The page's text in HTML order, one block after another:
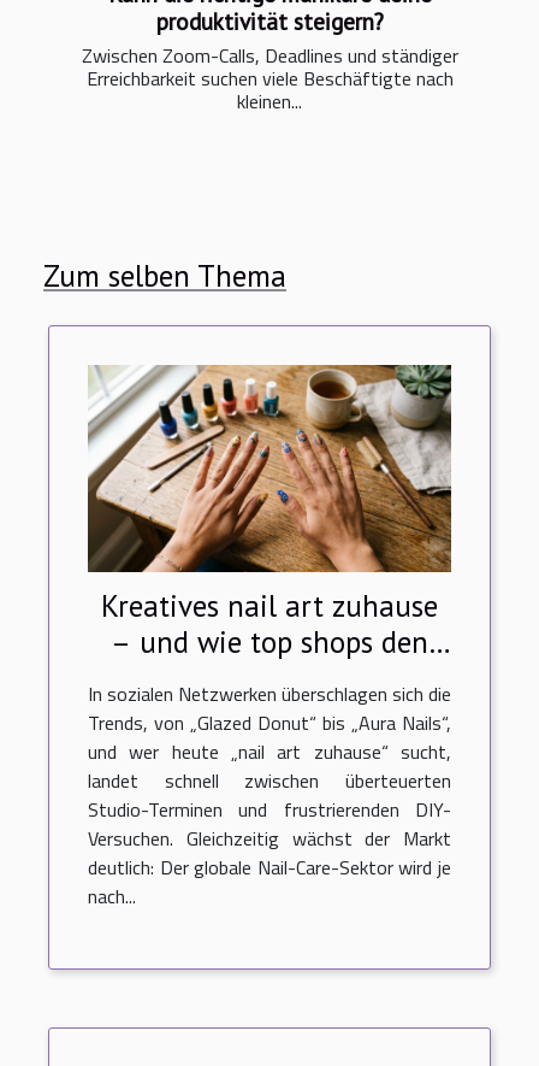
produktivität steigern?
Zwischen Zoom-Calls, Deadlines und ständiger
Erreichbarkeit suchen viele Beschäftigte nach
kleinen...
Zum selben Thema
Kreatives nail art zuhause
– und wie top shops den
kunden helfen
In sozialen Netzwerken überschlagen sich die
Trends, von „Glazed Donut“ bis „Aura Nails“,
und wer heute „nail art zuhause“ sucht,
landet schnell zwischen überteuerten
Studio-Terminen und frustrierenden DIY-
Versuchen. Gleichzeitig wächst der Markt
deutlich: Der globale Nail-Care-Sektor wird je
nach...